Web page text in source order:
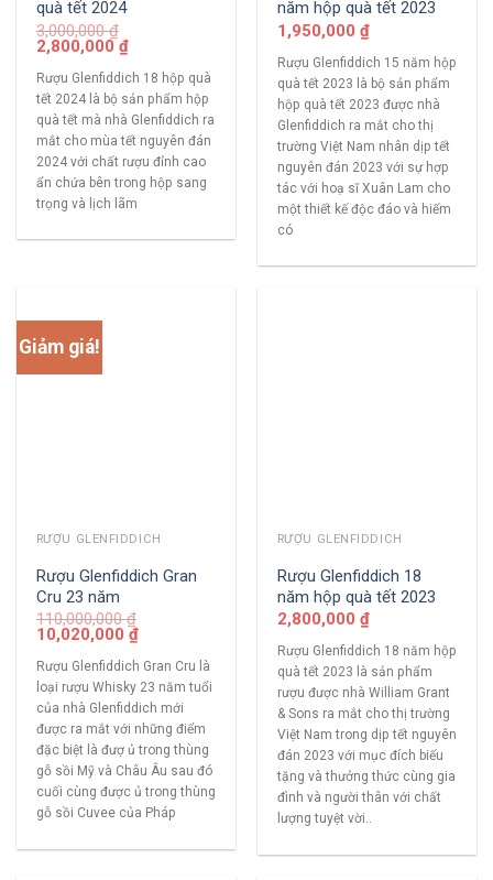
quà tết 2024
3,000,000₫
2,800,000₫
Rượu Glenfiddich 18 hộp quà
tết 2024 là bộ sản phẩm hộp
quà tết mà nhà Glenfiddich ra
mắt cho mùa tết nguyên đán
2024 với chất rượu đỉnh cao
ẩn chứa bên trong hộp sang
trọng và lịch lãm
năm hộp quà tết 2023
1,950,000 ₫
Rượu Glenfiddich 15 năm hộp
quà tết 2023 là bộ sản phẩm
hộp quà tết 2023 được nhà
Glenfiddich ra mắt cho thị
trường Việt Nam nhân dịp tết
nguyên đán 2023 với sự hợp
tác với hoạ sĩ Xuân Lam cho
một thiết kế độc đáo và hiếm
có
Giảm giá!
RƯỢU GLENFIDDICH
Rượu Glenfiddich Gran
Cru 23 năm
110,000,000₫
10,020,000 ₫
Rượu Glenfiddich Gran Cru là
loại rượu Whisky 23 năm tuổi
của nhà Glenfiddich mới
được ra mắt với những điểm
đặc biệt là đượ ủ trong thùng
gỗ sồi Mỹ và Châu Âu sau đó
cuối cùng được ủ trong thùng
gỗ sồi Cuvee của Pháp
RƯỢU GLENFIDDICH
Rượu Glenfiddich 18
năm hộp quà tết 2023
2,800,000 ₫
Rượu Glenfiddich 18 năm hộp
quà tết 2023 là sản phẩm
rượu được nhà William Grant
& Sons ra mắt cho thị trường
Việt Nam trong dịp tết nguyên
đán 2023 với mục đích biếu
tặng và thưởng thức cùng gia
đình và người thân với chất
lượng tuyệt vời..